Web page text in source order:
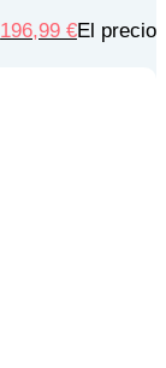
196,99 €El precio